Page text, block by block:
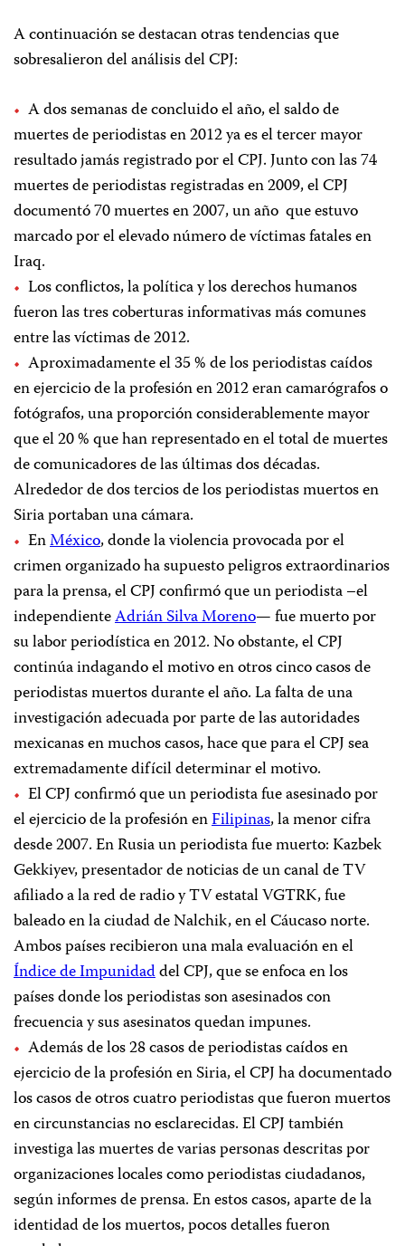
A continuación se destacan otras tendencias que
sobresalieron del análisis del CPJ:
A dos semanas de concluido el año, el saldo de
muertes de periodistas en 2012 ya es el tercer mayor
resultado jamás registrado por el CPJ. Junto con las 74
muertes de periodistas registradas en 2009, el CPJ
documentó 70 muertes en 2007, un año que estuvo
marcado por el elevado número de víctimas fatales en
Iraq.
Los conflictos, la política y los derechos humanos
fueron las tres coberturas informativas más comunes
entre las víctimas de 2012.
Aproximadamente el 35 % de los periodistas caídos
en ejercicio de la profesión en 2012 eran camarógrafos o
fotógrafos, una proporción considerablemente mayor
que el 20 % que han representado en el total de muertes
de comunicadores de las últimas dos décadas.
Alrededor de dos tercios de los periodistas muertos en
Siria portaban una cámara.
EnMéxico, donde la violencia provocada por el
crimen organizado ha supuesto peligros extraordinarios
para la prensa, el CPJ confirmó que un periodista –el
independienteAdrián Silva Moreno— fue muerto por
su labor periodística en 2012. No obstante, el CPJ
continúa indagando el motivo en otros cinco casos de
periodistas muertos durante el año. La falta de una
investigación adecuada por parte de las autoridades
mexicanas en muchos casos, hace que para el CPJ sea
extremadamente difícil determinar el motivo.
El CPJ confirmó que un periodista fue asesinado por
el ejercicio de la profesión enFilipinas, la menor cifra
desde 2007. En Rusia un periodista fue muerto: Kazbek
Gekkiyev, presentador de noticias de un canal de TV
afiliado a la red de radio y TV estatal VGTRK, fue
baleado en la ciudad de Nalchik, en el Cáucaso norte.
Ambos países recibieron una mala evaluación en el
Índice de Impunidaddel CPJ, que se enfoca en los
países donde los periodistas son asesinados con
frecuencia y sus asesinatos quedan impunes.
Además de los 28 casos de periodistas caídos en
ejercicio de la profesión en Siria, el CPJ ha documentado
los casos de otros cuatro periodistas que fueron muertos
en circunstancias no esclarecidas. El CPJ también
investiga las muertes de varias personas descritas por
organizaciones locales como periodistas ciudadanos,
según informes de prensa. En estos casos, aparte de la
identidad de los muertos, pocos detalles fueron